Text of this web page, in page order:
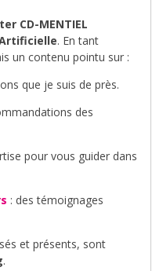
CD-MENTIEL
. En tant
un contenu pointu sur :
que je suis de près.
des
pour vous guider dans
: des témoignages
et présents, sont
.